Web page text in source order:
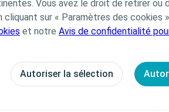
Vous avez le droit de retirer ou
sur « Paramètres des cookies
et notre Avis de confidentialité
Autoriser la sélection